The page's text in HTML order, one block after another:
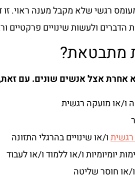
רגשי שלא מקבל מענה ראוי.
הדברים ולעשות שינויים
מתבטאת?
אצל אנשים שונים. עם
ו/או מועקה רגשית
ו/או שינויים בהרגלי התזונה
יומיומיות ו/או ללמוד ו/או לעבוד
או חוסר שליטה